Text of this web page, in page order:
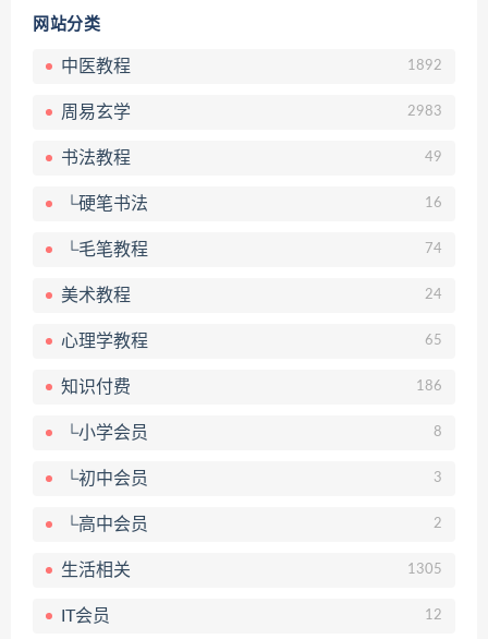
网站分类
中医教程 1892
周易玄学 2983
书法教程 49
└硬笔书法 16
└毛笔教程 74
美术教程 24
心理学教程 65
知识付费 186
└小学会员 8
└初中会员 3
└高中会员 2
生活相关 1305
IT会员 12